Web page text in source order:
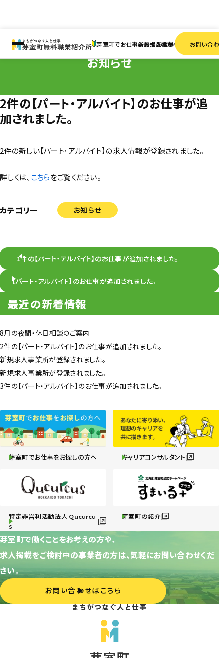
芽室町でお仕事をお探しの方へ
新着情報求人検索事業者一覧お問い合
2件の【パート・アルバイト】のお仕事が追加されました。
お知らせ
2件の【パート・アルバイト】のお仕事が追
加されました。
2件の新しい【パート・アルバイト】の求人情報が登録されました。
詳しくは、 こちらをご覧ください。
カテゴリー お知らせ
1件の【パート・アルバイト】のお仕事が追加されました。
【パート・アルバイト】のお仕事が追加されました。
最近の新着情報
8月の夜間・休日相談のご案内
2件の【パート・アルバイト】のお仕事が追加されました。
新規求人事業所が登録されました。
新規求人事業所が登録されました。
3件の【パート・アルバイト】のお仕事が追加されました。
芽室町でお仕事をお探しの方へ キャリアコンサルタント
特定非営利活動法人 Qucurcu
s
芽室町の紹介
芽室町で働くことをお考えの方や、
求人掲載をご検討中の事業者の方は、気軽にお問い合わせくだ
さい。
お問い合わせはこちら